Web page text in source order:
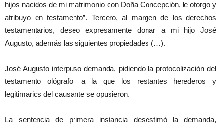
hijos nacidos de mi matrimonio con Doña Concepción, le otorgo y
atribuyo en testamento”. Tercero, al margen de los derechos
testamentarios, deseo expresamente donar a mi hijo José
Augusto, además las siguientes propiedades (…).
José Augusto interpuso demanda, pidiendo la protocolización del
testamento ológrafo, a la que los restantes herederos y
legitimarios del causante se opusieron.
La sentencia de primera instancia desestimó la demanda,